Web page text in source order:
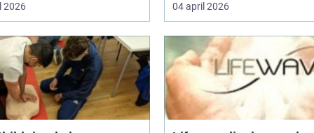
2026 04 april 2026